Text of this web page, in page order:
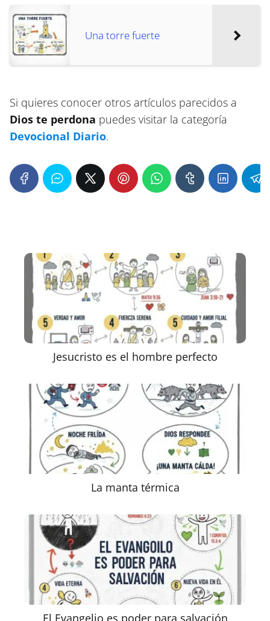
Una torre fuerte
Si quieres conocer otros artículos parecidos a
Dios te perdona puedes visitar la categoría
Devocional Diario.
Jesucristo es el hombre perfecto
La manta térmica
El Evangelio es poder para salvación